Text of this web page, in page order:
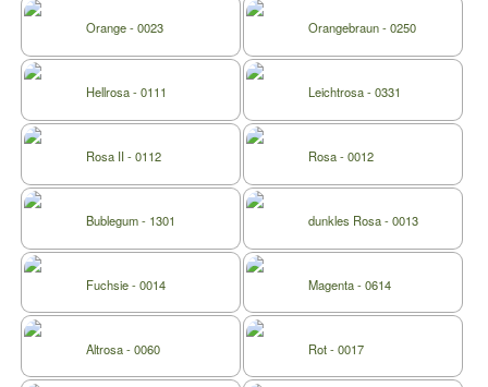
Orange - 0023 Orangebraun - 0250
Hellrosa - 0111 Leichtrosa - 0331
Rosa II - 0112 Rosa - 0012
Bublegum - 1301 dunkles Rosa - 0013
Fuchsie - 0014 Magenta - 0614
Altrosa - 0060 Rot - 0017